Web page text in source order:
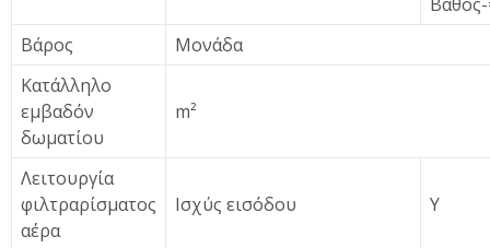
Βάρος
Μονάδα
Κατάλληλο
εμβαδόν
δωματίου
m²
Λειτουργία
φιλτραρίσματος
αέρα
Ισχύς εισόδου Υ